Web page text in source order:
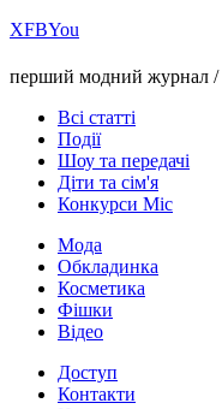
ХFBYou
перший модний журнал /
Всі статті
Події
Шоу та передачі
Діти та сім'я
Конкурси Міс
Мода
Обкладинка
Косметика
Фішки
Відео
Доступ
Контакти